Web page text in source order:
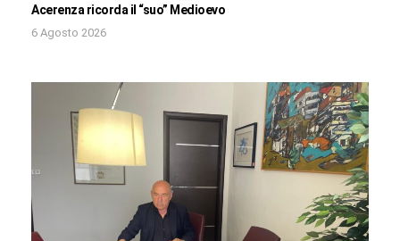
Acerenza ricorda il “suo” Medioevo
6 Agosto 2026